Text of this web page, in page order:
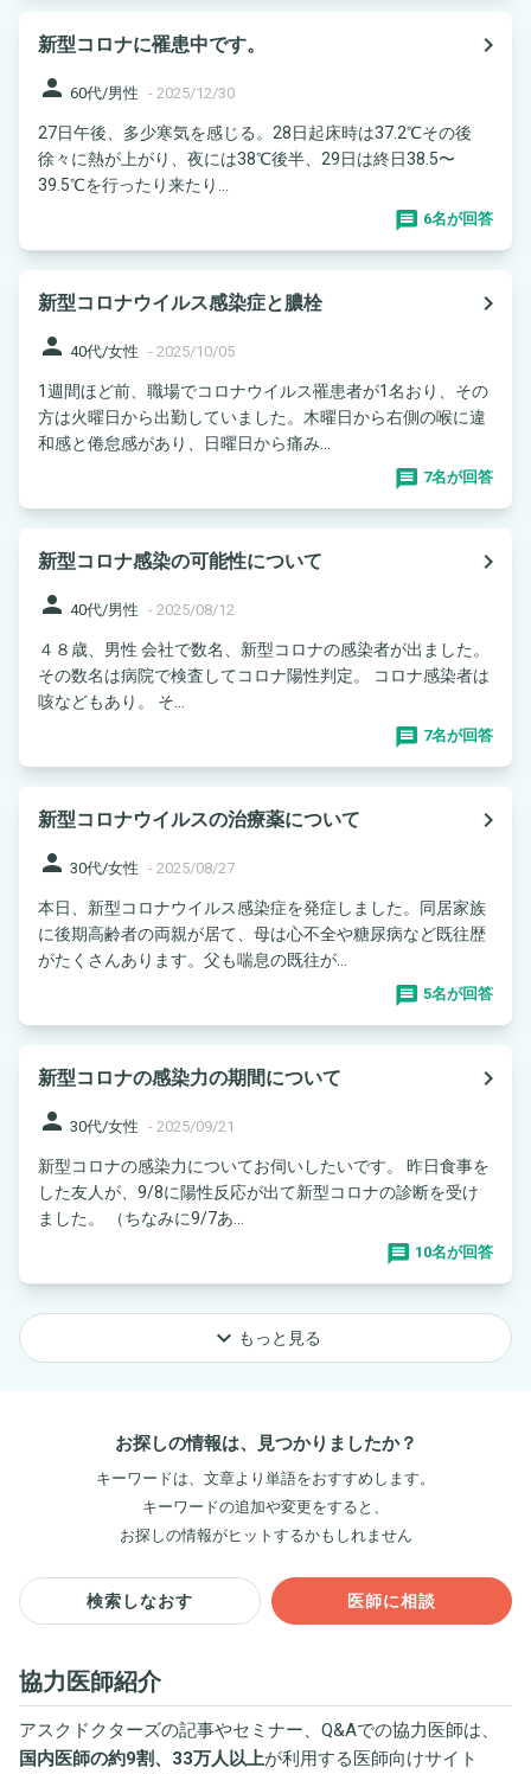
新型コロナに罹患中です。
navigate_next
person 60代/男性 - 2025/12/30
27日午後、多少寒気を感じる。28日起床時は37.2℃その後
徐々に熱が上がり、夜には38℃後半、29日は終日38.5〜
39.5℃を行ったり来たり...
6名が回答
新型コロナウイルス感染症と膿栓
navigate_next
person 40代/女性 - 2025/10/05
1週間ほど前、職場でコロナウイルス罹患者が1名おり、その
方は火曜日から出勤していました。木曜日から右側の喉に違
和感と倦怠感があり、日曜日から痛み...
7名が回答
新型コロナ感染の可能性について
navigate_next
person 40代/男性 - 2025/08/12
４８歳、男性 会社で数名、新型コロナの感染者が出ました。
その数名は病院で検査してコロナ陽性判定。 コロナ感染者は
咳などもあり。 そ...
7名が回答
新型コロナウイルスの治療薬について
navigate_next
person 30代/女性 - 2025/08/27
本日、新型コロナウイルス感染症を発症しました。同居家族
に後期高齢者の両親が居て、母は心不全や糖尿病など既往歴
がたくさんあります。父も喘息の既往が...
5名が回答
新型コロナの感染力の期間について
navigate_next
person 30代/女性 - 2025/09/21
新型コロナの感染力についてお伺いしたいです。 昨日食事を
した友人が、9/8に陽性反応が出て新型コロナの診断を受け
ました。 （ちなみに9/7あ...
10名が回答
keyboard_arrow_down もっと見る
お探しの情報は、見つかりましたか？
キーワードは、文章より単語をおすすめします。
キーワードの追加や変更をすると、
お探しの情報がヒットするかもしれません
検索しなおす 医師に相談
協力医師紹介
アスクドクターズの記事やセミナー、Q&Aでの協力医師は、
国内医師の約9割、33万人以上が利用する医師向けサイト